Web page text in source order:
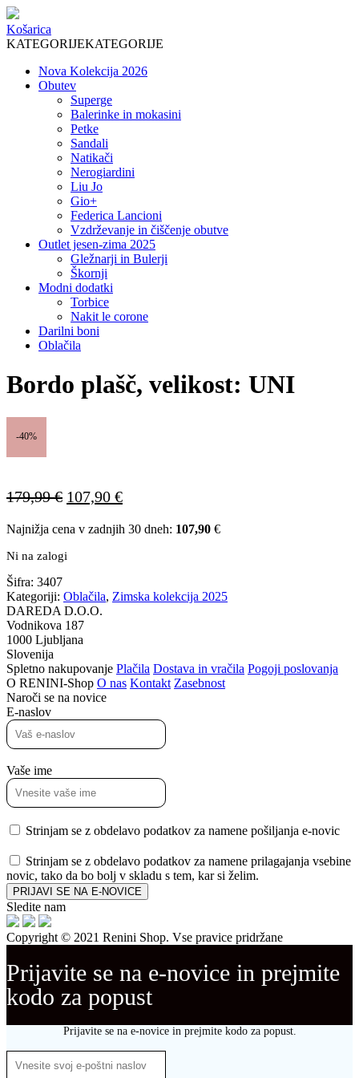
Košarica
KATEGORIJEKATEGORIJE
Nova Kolekcija 2026
Obutev
Superge
Balerinke in mokasini
Petke
Sandali
Natikači
Nerogiardini
Liu Jo
Gio+
Federica Lancioni
Vzdrževanje in čiščenje obutve
Outlet jesen-zima 2025
Gležnarji in Bulerji
Škornji
Modni dodatki
Torbice
Nakit le corone
Darilni boni
Oblačila
Bordo plašč, velikost: UNI
-40%
179,99€ Izvirna
je
bila:
107,90 €Trenutna
je:
Najnižja cena v zadnjih 30 dneh: 107,90 €
Ni na zalogi
Šifra: 3407
Kategoriji: Oblačila, Zimska kolekcija 2025
DAREDA D.O.O.
Vodnikova 187
1000 Ljubljana
Slovenija
Spletno nakupovanje Plačila Dostava in vračila Pogoji poslovanja
O RENINI-Shop O nas Kontakt Zasebnost
Naroči se na novice
E-naslov
Vaše ime
Strinjam se z obdelavo podatkov za namene pošiljanja e-novic
Strinjam se z obdelavo podatkov za namene prilagajanja vsebine
novic, tako da bo bolj v skladu s tem, kar si želim.
PRIJAVI SE NA E-NOVICE
Sledite nam
Copyright © 2021 Renini Shop. Vse pravice pridržane
Prijavite se na e-novice in prejmite
kodo za popust
Prijavite se na e-novice in prejmite kodo za popust.